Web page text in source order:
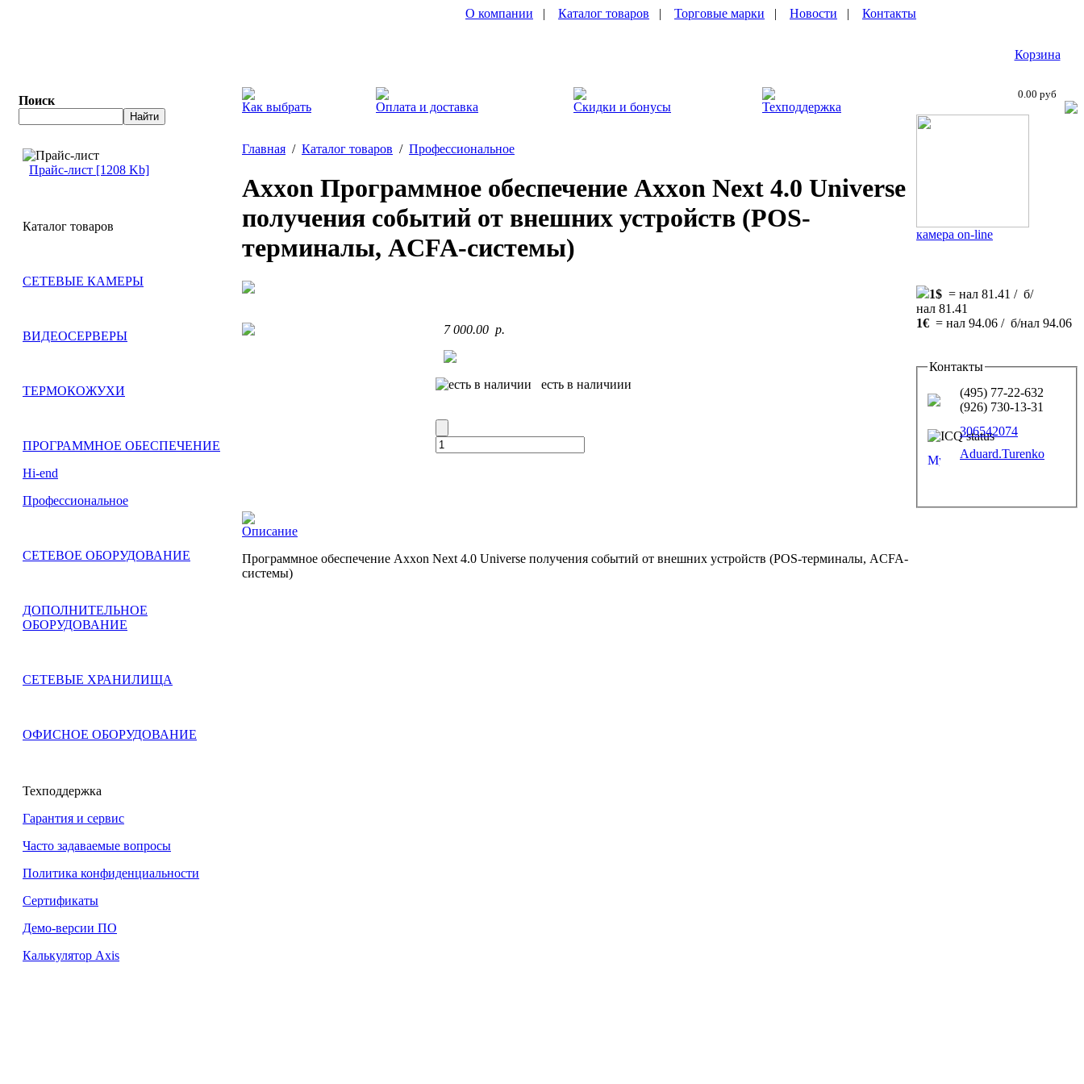
Поиск
О компании | Каталог товаров | Торговые марки | Новости | Контакты
Как выбрать Оплата и доставка Скидки и бонусы Техподдержка
Корзина
0.00 руб
Прайс-лист [1208 Kb]
Каталог товаров
СЕТЕВЫЕ КАМЕРЫ
ВИДЕОСЕРВЕРЫ
ТЕРМОКОЖУХИ
ПРОГРАММНОЕ ОБЕСПЕЧЕНИЕ
Hi-end
Профессиональное
СЕТЕВОЕ ОБОРУДОВАНИЕ
ДОПОЛНИТЕЛЬНОЕ
ОБОРУДОВАНИЕ
СЕТЕВЫЕ ХРАНИЛИЩА
ОФИСНОЕ ОБОРУДОВАНИЕ
Техподдержка
Гарантия и сервис
Часто задаваемые вопросы
Политика конфиденциальности
Сертификаты
Демо-версии ПО
Калькулятор Axis
Главная / Каталог товаров / Профессиональное
Axxon Программное обеспечение Axxon Next 4.0 Universe
получения событий от внешних устройств (POS-
терминалы, ACFA-системы)
7 000.00 p.
есть в наличиии
Описание
Программное обеспечение Axxon Next 4.0 Universe получения событий от внешних устройств (POS-терминалы, ACFA-
системы)
камера on-line
1$ = нал 81.41 / б/
нал 81.41
1€ = нал 94.06 / б/нал 94.06
Контакты
(495) 77-22-632
(926) 730-13-31
306542074
Aduard.Turenko